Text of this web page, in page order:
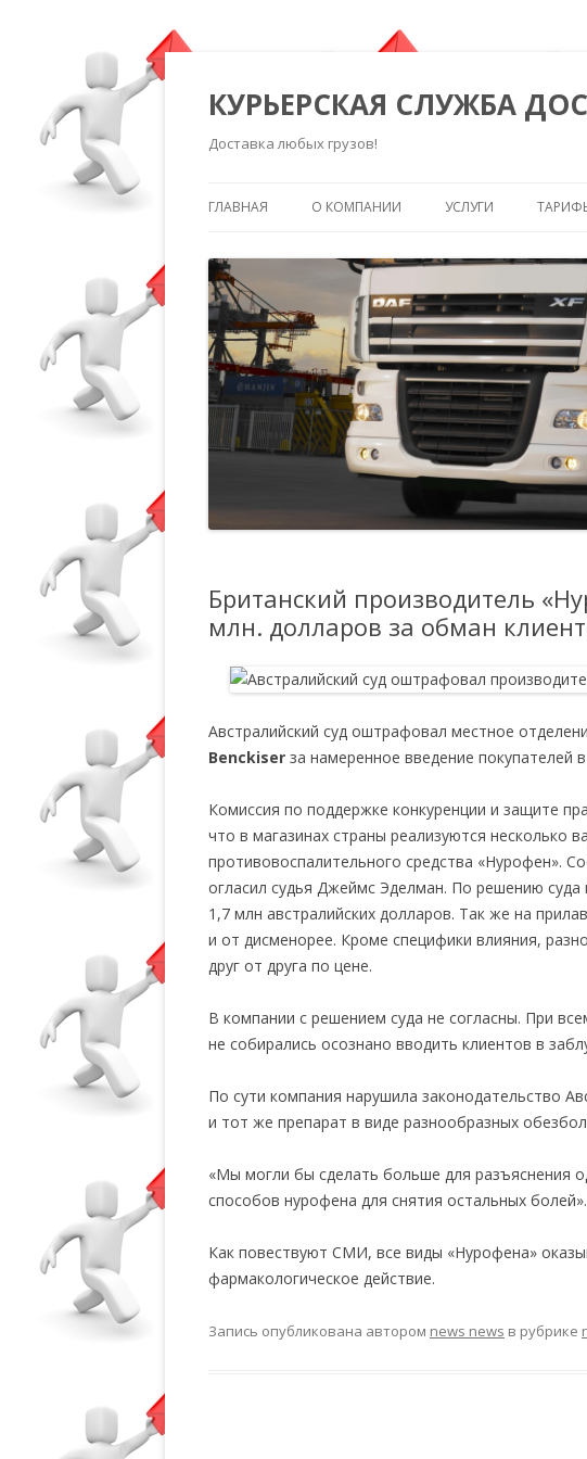
КУРЬЕРСКАЯ СЛУЖБА
Доставка любых грузов!
ГЛАВНАЯ О КОМПАНИИ УСЛУГИ
Британский производитель
млн. долларов за обман
Австралийский суд оштрафовал местное
Benckiser за намеренное введение покупателей
Комиссия по поддержке конкуренции и защите
что в магазинах страны реализуются несколько
противовоспалительного средства «Нурофен».
огласил судья Джеймс Эделман. По решению
1,7 млн австралийских долларов. Так же на
и от дисменорее. Кроме специфики влияния,
друг от друга по цене.
В компании с решением суда не согласны. При
не собирались осознано вводить клиентов в
По сути компания нарушила законодательство
и тот же препарат в виде разнообразных
«Мы могли бы сделать больше для разъяснения
способов нурофена для снятия остальных болей».
Как повествуют СМИ, все виды «Нурофена»
фармакологическое действие.
Запись опубликована автором news news в рубрике